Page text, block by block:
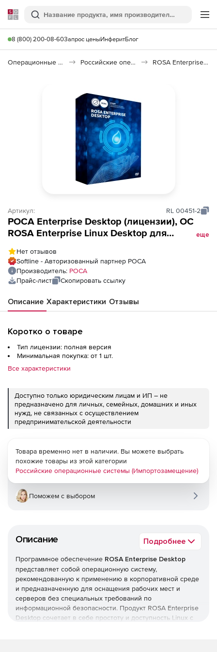
Softline
Поиск
8 (800) 200-08-60Запрос ценыИнферитБлог
Операционные системы Российские операционные системы (Импортозамещение) ROSA Enterprise Desktop
Артикул: RL 00451-2
РОСА Enterprise Desktop (лицензии), ОС
ROSA Enterprise Linux Desktop для
VIRTUALIZATION (стандартная
техподдержка)
еще
Нет отзывов
Softline - Авторизованный партнер РОСА
Производитель: РОСА
Прайс-лист
Скопировать ссылку
Описание Характеристики Отзывы
Коротко о товаре
Тип лицензии: полная версия
Минимальная покупка: от 1 шт.
Все характеристики
Доступно только юридическим лицам и ИП – не
предназначено для личных, семейных, домашних и иных
нужд, не связанных с осуществлением
предпринимательской деятельности
Описание Подробнее
Программное обеспечение ROSA Enterprise Desktop
представляет собой операционную систему,
рекомендованную к применению в корпоративной среде
и предназначенную для оснащения рабочих мест и
серверов без специальных требований по
информационной безопасности. Продукт ROSA Enterprise
Desktop сочетает в себе простоту и доступность Linux с
Товара временно нет в наличии. Вы можете выбрать
похожие товары из этой категории
Российские операционные системы (Импортозамещение)
Поможем с выбором